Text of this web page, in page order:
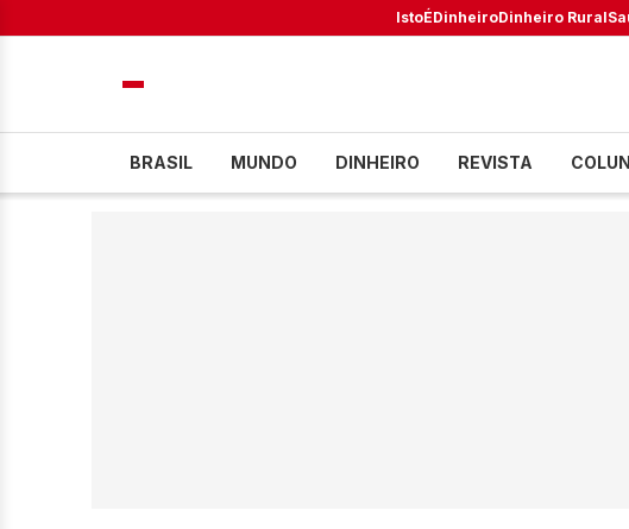
IstoÉDinheiroDinheiro Rural
BRASIL MUNDO DINHEIRO REVISTA